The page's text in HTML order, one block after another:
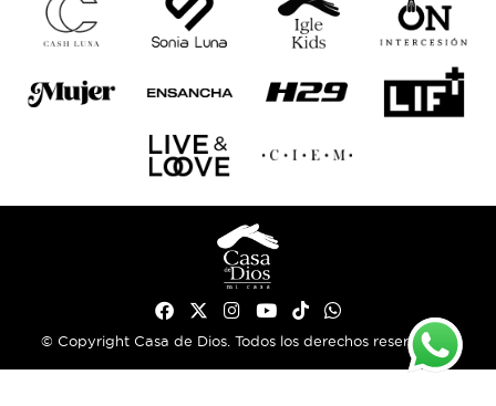
© Copyright Casa de Dios. Todos los derechos reservados.